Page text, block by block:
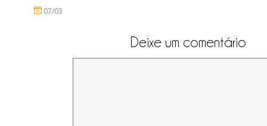
07/03
Deixe um comentário